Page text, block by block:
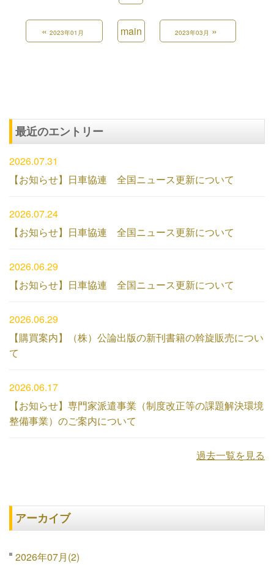
« 2023年01月 main 2023年03月 »
最近のエントリー
2026.07.31
【お知らせ】日車協連 全国ニュース更新について
2026.07.24
【お知らせ】日車協連 全国ニュース更新について
2026.06.29
【お知らせ】日車協連 全国ニュース更新について
2026.06.29
【購買案内】（株）公論出版の新刊書籍の斡旋販売につい
て
2026.06.17
【お知らせ】専門家派遣事業（制度改正等の課題解決環境
整備事業）のご案内について
過去一覧を見る
アーカイブ
2026年07月(2)